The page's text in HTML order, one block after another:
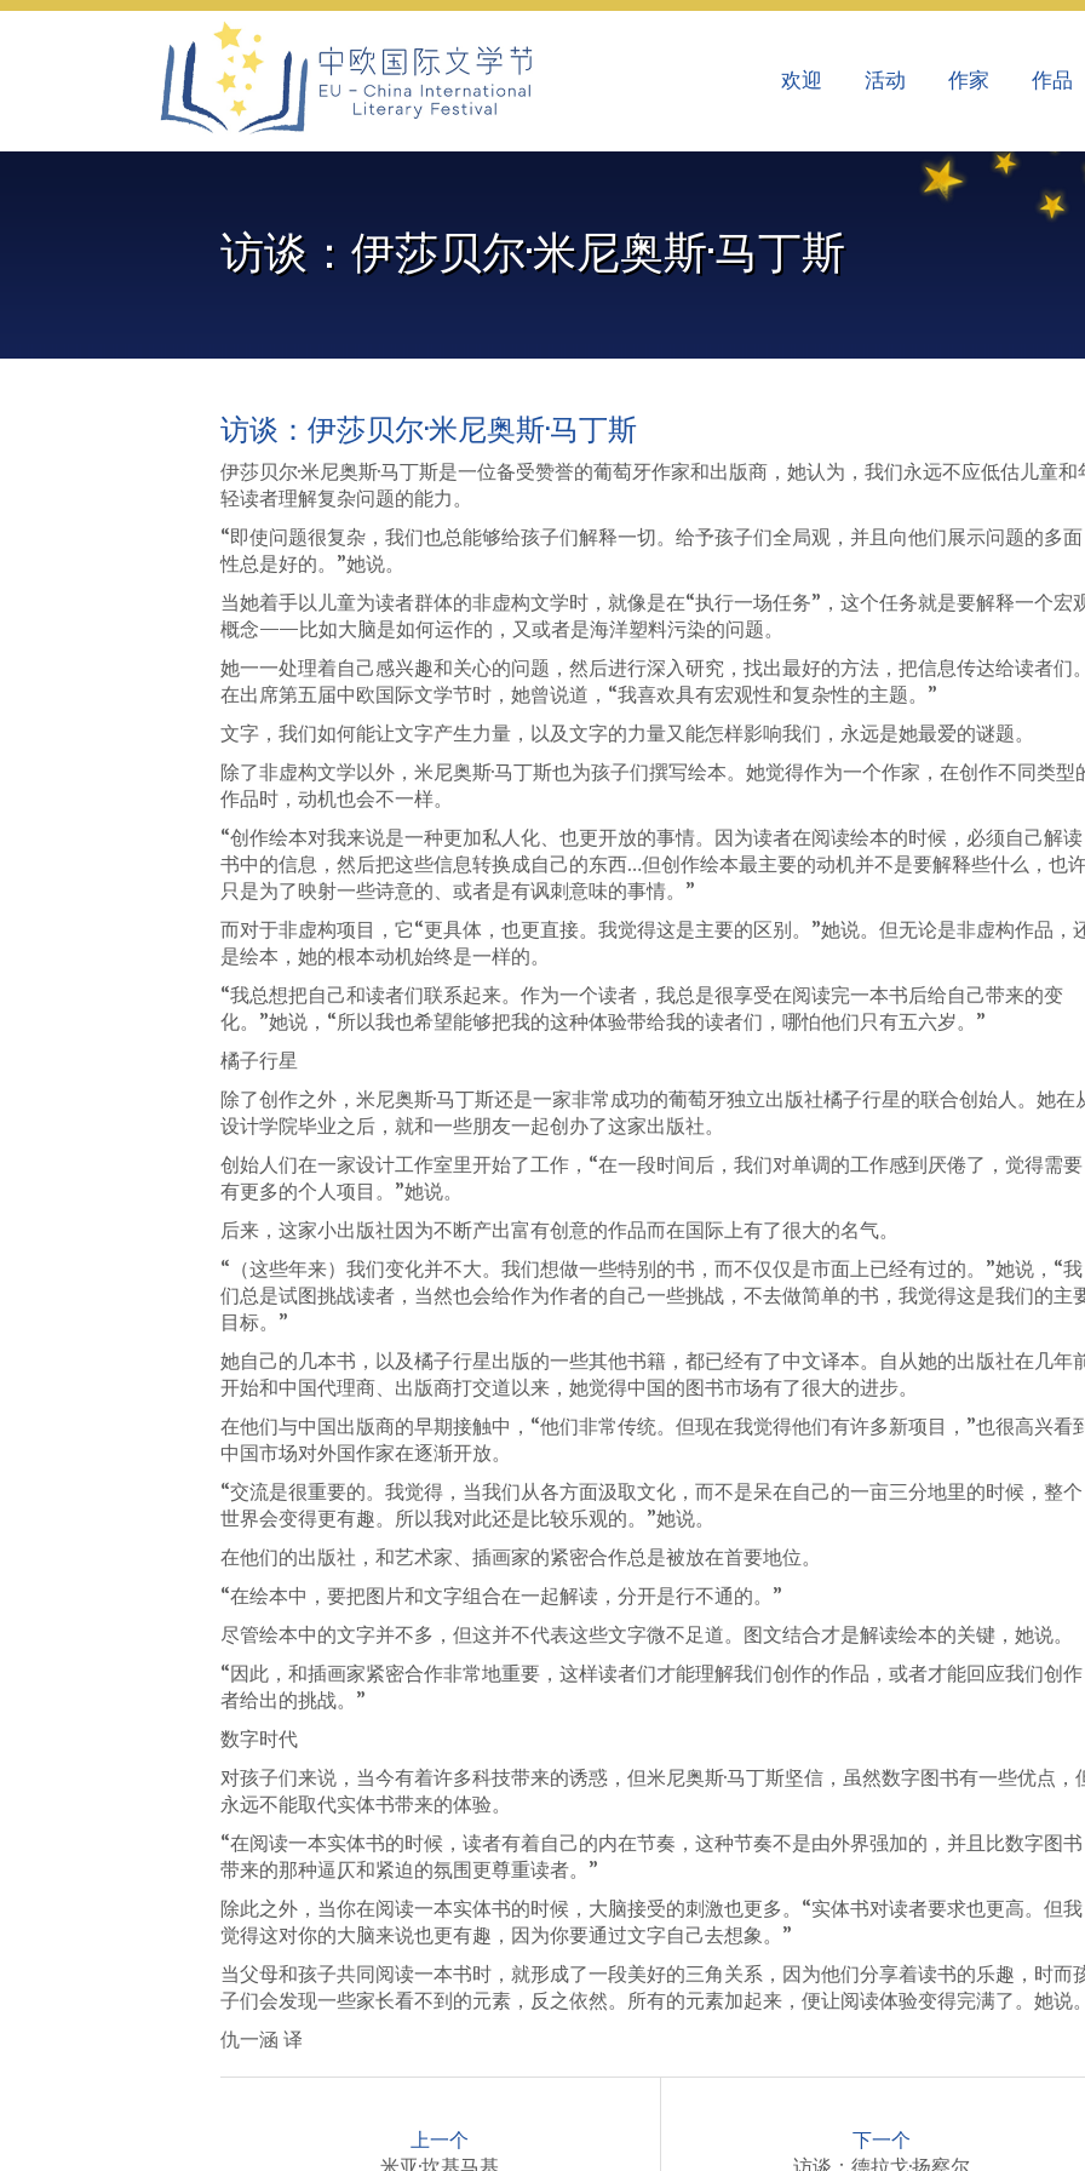
Skip
欢迎 活动 作家 作品
访谈：伊莎贝尔·米尼奥斯·马丁斯
访谈：伊莎贝尔·米尼奥斯·马丁斯
伊莎贝尔·米尼奥斯·马丁斯是一位备受赞誉的葡萄牙作家和出版商，她认为，我们永远不应低估儿童和
轻读者理解复杂问题的能力。
“即使问题很复杂，我们也总能够给孩子们解释一切。给予孩子们全局观，并且向他们展示问题的多面
性总是好的。”她说。
当她着手以儿童为读者群体的非虚构文学时，就像是在“执行一场任务”，这个任务就是要解释一个宏
概念——比如大脑是如何运作的，又或者是海洋塑料污染的问题。
她一一处理着自己感兴趣和关心的问题，然后进行深入研究，找出最好的方法，把信息传达给读者们。
在出席第五届中欧国际文学节时，她曾说道，“我喜欢具有宏观性和复杂性的主题。”
文字，我们如何能让文字产生力量，以及文字的力量又能怎样影响我们，永远是她最爱的谜题。
除了非虚构文学以外，米尼奥斯·马丁斯也为孩子们撰写绘本。她觉得作为一个作家，在创作不同类型
作品时，动机也会不一样。
“创作绘本对我来说是一种更加私人化、也更开放的事情。因为读者在阅读绘本的时候，必须自己解读
书中的信息，然后把这些信息转换成自己的东西…但创作绘本最主要的动机并不是要解释些什么，也
只是为了映射一些诗意的、或者是有讽刺意味的事情。”
而对于非虚构项目，它“更具体，也更直接。我觉得这是主要的区别。”她说。但无论是非虚构作品，
是绘本，她的根本动机始终是一样的。
“我总想把自己和读者们联系起来。作为一个读者，我总是很享受在阅读完一本书后给自己带来的变
化。”她说，“所以我也希望能够把我的这种体验带给我的读者们，哪怕他们只有五六岁。”
橘子行星
除了创作之外，米尼奥斯·马丁斯还是一家非常成功的葡萄牙独立出版社橘子行星的联合创始人。她在
设计学院毕业之后，就和一些朋友一起创办了这家出版社。
创始人们在一家设计工作室里开始了工作，“在一段时间后，我们对单调的工作感到厌倦了，觉得需要
有更多的个人项目。”她说。
后来，这家小出版社因为不断产出富有创意的作品而在国际上有了很大的名气。
“（这些年来）我们变化并不大。我们想做一些特别的书，而不仅仅是市面上已经有过的。”她说，“我
们总是试图挑战读者，当然也会给作为作者的自己一些挑战，不去做简单的书，我觉得这是我们的主
目标。”
她自己的几本书，以及橘子行星出版的一些其他书籍，都已经有了中文译本。自从她的出版社在几年
开始和中国代理商、出版商打交道以来，她觉得中国的图书市场有了很大的进步。
在他们与中国出版商的早期接触中，“他们非常传统。但现在我觉得他们有许多新项目，”也很高兴看
中国市场对外国作家在逐渐开放。
“交流是很重要的。我觉得，当我们从各方面汲取文化，而不是呆在自己的一亩三分地里的时候，整个
世界会变得更有趣。所以我对此还是比较乐观的。”她说。
在他们的出版社，和艺术家、插画家的紧密合作总是被放在首要地位。
“在绘本中，要把图片和文字组合在一起解读，分开是行不通的。”
尽管绘本中的文字并不多，但这并不代表这些文字微不足道。图文结合才是解读绘本的关键，她说。
“因此，和插画家紧密合作非常地重要，这样读者们才能理解我们创作的作品，或者才能回应我们创作
者给出的挑战。”
数字时代
对孩子们来说，当今有着许多科技带来的诱惑，但米尼奥斯·马丁斯坚信，虽然数字图书有一些优点，
永远不能取代实体书带来的体验。
“在阅读一本实体书的时候，读者有着自己的内在节奏，这种节奏不是由外界强加的，并且比数字图书
带来的那种逼仄和紧迫的氛围更尊重读者。”
除此之外，当你在阅读一本实体书的时候，大脑接受的刺激也更多。“实体书对读者要求也更高。但我
觉得这对你的大脑来说也更有趣，因为你要通过文字自己去想象。”
当父母和孩子共同阅读一本书时，就形成了一段美好的三角关系，因为他们分享着读书的乐趣，时而
子们会发现一些家长看不到的元素，反之依然。所有的元素加起来，便让阅读体验变得完满了。她说。
仇一涵 译
上一个
米亚·坎基马基
下一个
访谈：德拉戈·扬察尔